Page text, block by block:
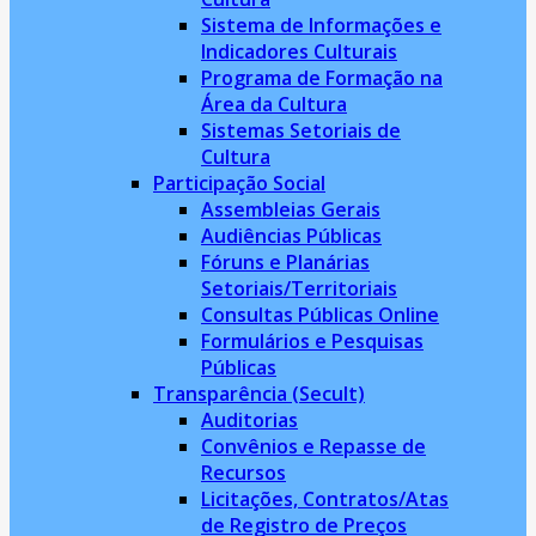
Sistema de Informações e
Indicadores Culturais
Programa de Formação na
Área da Cultura
Sistemas Setoriais de
Cultura
Participação Social
Assembleias Gerais
Audiências Públicas
Fóruns e Planárias
Setoriais/Territoriais
Consultas Públicas Online
Formulários e Pesquisas
Públicas
Transparência (Secult)
Auditorias
Convênios e Repasse de
Recursos
Licitações, Contratos/Atas
de Registro de Preços